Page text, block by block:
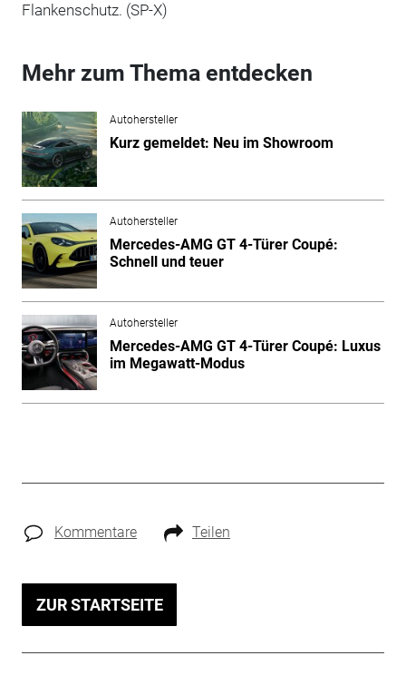
Flankenschutz. (SP-X)
Mehr zum Thema entdecken
Autohersteller
Kurz gemeldet: Neu im Showroom
Autohersteller
Mercedes-AMG GT 4-Türer Coupé:
Schnell und teuer
Autohersteller
Mercedes-AMG GT 4-Türer Coupé: Luxus
im Megawatt-Modus
Kommentare Teilen
ZUR STARTSEITE